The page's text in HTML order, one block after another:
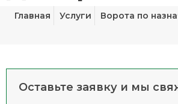
Главная Услуги Ворота по
Оставьте заявку и мы